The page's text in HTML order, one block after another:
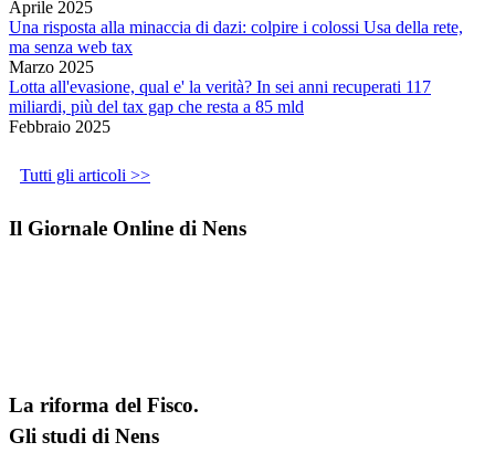
Aprile 2025
Una risposta alla minaccia di dazi: colpire i colossi Usa della rete,
ma senza web tax
Marzo 2025
Lotta all'evasione, qual e' la verità? In sei anni recuperati 117
miliardi, più del tax gap che resta a 85 mld
Febbraio 2025
Tutti gli articoli >>
Il Giornale Online di Nens
La riforma del Fisco.
Gli studi di Nens